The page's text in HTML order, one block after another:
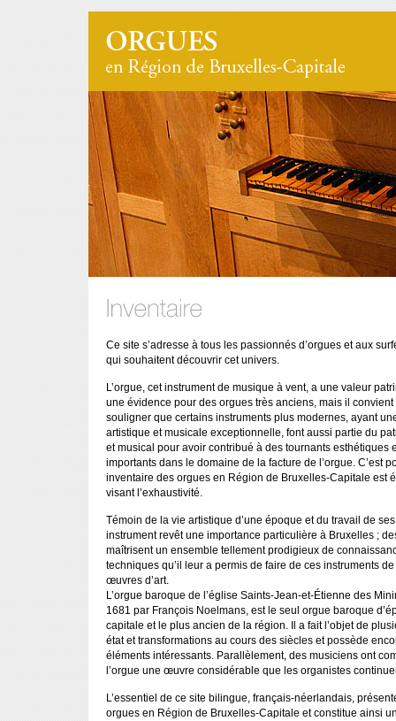
Ce site s’adresse à tous les passionnés d’orgues et aux
qui souhaitent découvrir cet univers.
L’orgue, cet instrument de musique à vent, a une valeur
une évidence pour des orgues très anciens, mais il convient
souligner que certains instruments plus modernes, ayant
artistique et musicale exceptionnelle, font aussi partie du
et musical pour avoir contribué à des tournants esthétiques
importants dans le domaine de la facture de l’orgue. C’est
inventaire des orgues en Région de Bruxelles-Capitale est
visant l’exhaustivité.
Témoin de la vie artistique d’une époque et du travail de
instrument revêt une importance particulière à Bruxelles ;
maîtrisent un ensemble tellement prodigieux de
techniques qu’il leur a permis de faire de ces instruments
œuvres d’art.
L’orgue baroque de l’église Saints-Jean-et-Étienne des
1681 par François Noelmans, est le seul orgue baroque
capitale et le plus ancien de la région. Il a fait l’objet de
état et transformations au cours des siècles et possède
éléments intéressants. Parallèlement, des musiciens ont
l’orgue une œuvre considérable que les organistes
L’essentiel de ce site bilingue, français-néerlandais,
orgues en Région de Bruxelles-Capitale et constitue ainsi